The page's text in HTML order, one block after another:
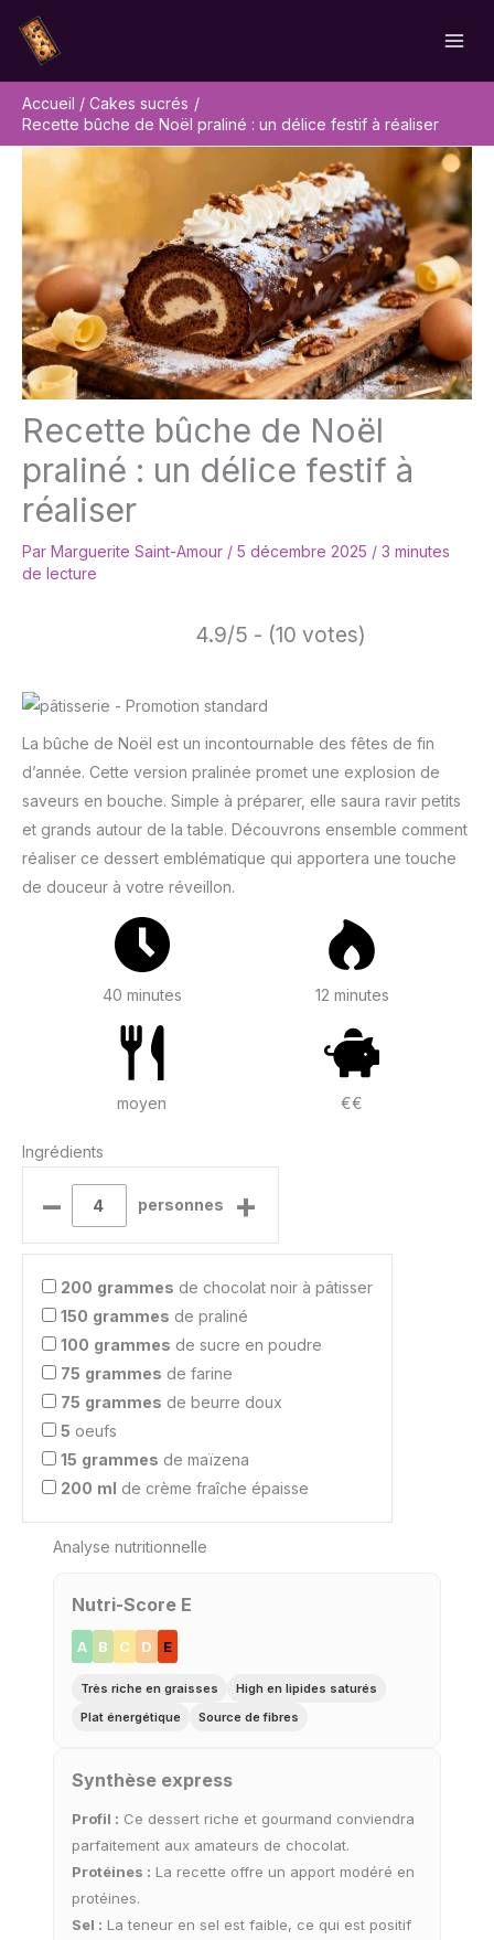
contenu
Accueil
Cakes sucrés
Recette bûche de Noël praliné : un délice festif à réaliser
Recette bûche de Noël
praliné : un délice festif à
réaliser
Par Marguerite Saint-Amour / 5 décembre 2025 / 3 minutes
de lecture
4.9/5 - (10 votes)
La bûche de Noël est un incontournable des fêtes de fin
d’année. Cette version pralinée promet une explosion de
saveurs en bouche. Simple à préparer, elle saura ravir petits
et grands autour de la table. Découvrons ensemble comment
réaliser ce dessert emblématique qui apportera une touche
de douceur à votre réveillon.
40 minutes 12 minutes
moyen €€
Ingrédients
– personnes +
200 grammes de chocolat noir à pâtisser
150 grammes de praliné
100 grammes de sucre en poudre
75 grammes de farine
75 grammes de beurre doux
5 oeufs
15 grammes de maïzena
200 ml de crème fraîche épaisse
Analyse nutritionnelle
Nutri-Score E
A B C D E
Très riche en graisses
High en lipides saturés
Plat énergétique
Source de fibres
Synthèse express
Profil : Ce dessert riche et gourmand conviendra
parfaitement aux amateurs de chocolat.
Protéines : La recette offre un apport modéré en
protéines.
Sel : La teneur en sel est faible, ce qui est positif
Rechercher